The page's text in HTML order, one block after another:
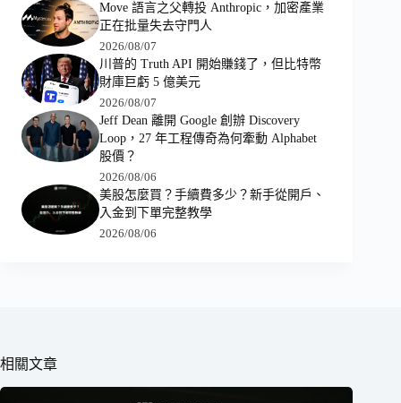
Move 語言之父轉投 Anthropic，加密產業
正在批量失去守門人
2026/08/07
川普的 Truth API 開始賺錢了，但比特幣
財庫巨虧 5 億美元
2026/08/07
Jeff Dean 離開 Google 創辦 Discovery
Loop，27 年工程傳奇為何牽動 Alphabet
股價？
2026/08/06
美股怎麼買？手續費多少？新手從開戶、
入金到下單完整教學
2026/08/06
相關文章